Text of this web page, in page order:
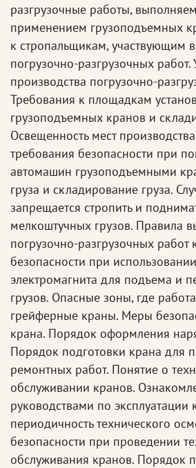
разгрузочные работы,
применением грузоподъемных
к стропальщикам, участвующим
погрузочно-разгрузочных работ.
производства погрузочно-
Требования к площадкам
грузоподъемных кранов и
Освещенность мест
требования безопасности при
автомашин грузоподъемными
груза и складирование груза.
запрещается стропить и
мелкоштучных грузов. Правила
погрузочно-разгрузочных
безопасности при
электромагнита для подъема и
грузов. Опасные зоны, где
грейферные краны. Меры
крана. Порядок оформления
Порядок подготовки крана для
ремонтных работ. Понятие о
обслуживании кранов.
руководствами по
периодичность технического
безопасности при проведении
обслуживания кранов. Порядок